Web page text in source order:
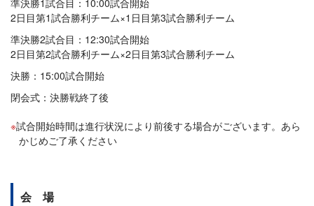
準決勝1試合目：10:00試合開始
2日目第1試合勝利チーム×1日目第3試合勝利チーム
準決勝2試合目：12:30試合開始
2日目第2試合勝利チーム×2日目第3試合勝利チーム
決勝：15:00試合開始
閉会式：決勝戦終了後
試合開始時間は進行状況により前後する場合がございます。あら
かじめご了承ください
会 場